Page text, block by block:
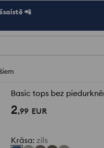
📲
Basic tops bez
2,99 EUR
Krāsa: zils